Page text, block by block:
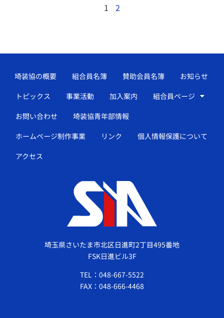
1 2
埼玉県さいたま市北区日進町2丁目495番地
FSK日進ビル3F
TEL：048-667-5522
FAX：048-666-4468
埼装協の概要 組合員名簿 賛助会員名簿
お知らせ
トピックス
事業活動 加入案内
組合員ページ
お問い合わせ
埼装協青年部情報
ホームページ制作事業
リンク
個人情報保護について
アクセス